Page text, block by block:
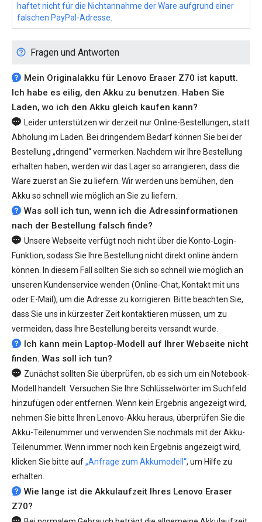
haftet nicht für die Nichtannahme der Ware aufgrund einer
falschen PayPal-Adresse.
Fragen und Antworten
Mein Originalakku für Lenovo Eraser Z70 ist kaputt.
Ich habe es eilig, den Akku zu benutzen. Haben Sie
Laden, wo ich den Akku gleich kaufen kann?
Leider unterstützen wir derzeit nur Online-Bestellungen, statt
Abholung im Laden. Bei dringendem Bedarf können Sie bei der
Bestellung „dringend“ vermerken. Nachdem wir Ihre Bestellung
erhalten haben, werden wir das Lager so arrangieren, dass die
Ware zuerst an Sie zu liefern. Wir werden uns bemühen, den
Akku so schnell wie möglich an Sie zu liefern.
Was soll ich tun, wenn ich die Adressinformationen
nach der Bestellung falsch finde?
Unsere Webseite verfügt noch nicht über die Konto-Login-
Funktion, sodass Sie Ihre Bestellung nicht direkt online ändern
können. In diesem Fall sollten Sie sich so schnell wie möglich an
unseren Kundenservice wenden (Online-Chat, Kontakt mit uns
oder E-Mail), um die Adresse zu korrigieren. Bitte beachten Sie,
dass Sie uns in kürzester Zeit kontaktieren müssen, um zu
vermeiden, dass Ihre Bestellung bereits versandt wurde.
Ich kann mein Laptop-Modell auf Ihrer Webseite nicht
finden. Was soll ich tun?
Zunächst sollten Sie überprüfen, ob es sich um ein Notebook-
Modell handelt. Versuchen Sie Ihre Schlüsselwörter im Suchfeld
hinzufügen oder entfernen. Wenn kein Ergebnis angezeigt wird,
nehmen Sie bitte Ihren Lenovo-Akku heraus, überprüfen Sie die
Akku-Teilenummer und verwenden Sie nochmals mit der Akku-
Teilenummer. Wenn immer noch kein Ergebnis angezeigt wird,
klicken Sie bitte auf„Anfrage zum Akkumodell“, um Hilfe zu
erhalten.
Wie lange ist die Akkulaufzeit Ihres Lenovo Eraser
Z70?